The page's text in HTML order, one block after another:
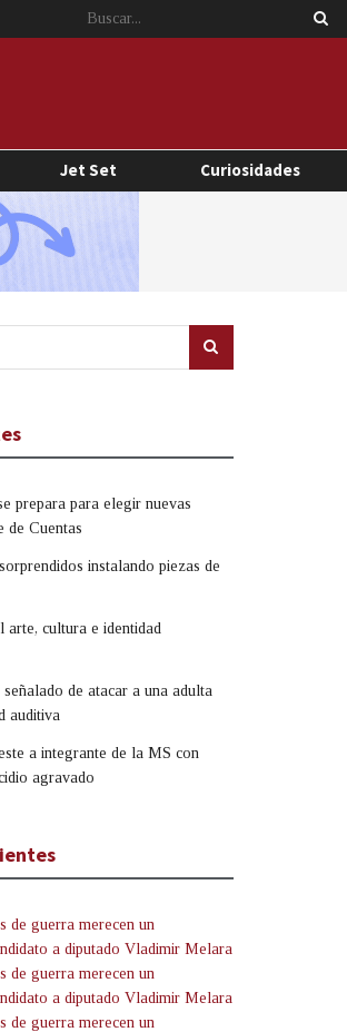
Jet Set Curiosidades
prepara para elegir nuevas
de Cuentas
instalando piezas de
arte, cultura e identidad
de atacar a una adulta
auditiva
a integrante de la MS con
agravado
de guerra merecen un
a diputado Vladimir Melara
de guerra merecen un
a diputado Vladimir Melara
de guerra merecen un